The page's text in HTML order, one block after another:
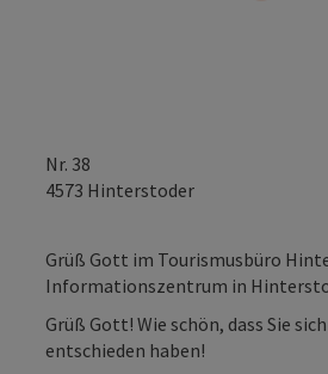
Nr. 38
4573 Hinterstoder
Grüß Gott im Tourismusbüro
Informationszentrum in
Grüß Gott! Wie schön, dass Sie
entschieden haben!